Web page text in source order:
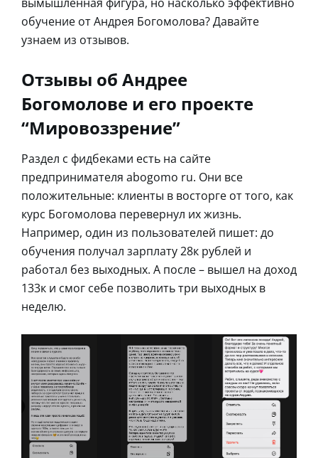
вымышленная фигура, но насколько эффективно
обучение от Андрея Богомолова? Давайте
узнаем из отзывов.
Отзывы об Андрее
Богомолове и его проекте
“Мировоззрение”
Раздел с фидбеками есть на сайте
предпринимателя abogomo ru. Они все
положительные: клиенты в восторге от того, как
курс Богомолова перевернул их жизнь.
Например, один из пользователей пишет: до
обучения получал зарплату 28к рублей и
работал без выходных. А после – вышел на доход
133к и смог себе позволить три выходных в
неделю.